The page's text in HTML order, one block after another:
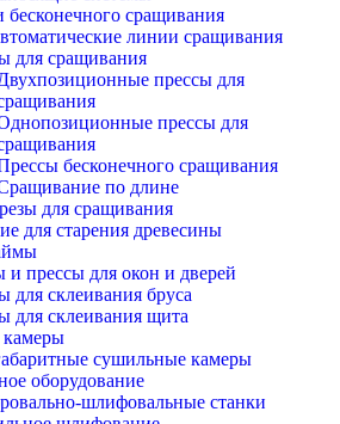
сращивания
линии сращивания
для сращивания
прессы для
прессы для
бесконечного сращивания
по длине
для сращивания
для старения древесины
прессы для окон и дверей
для склеивания бруса
для склеивания щита
сушильные камеры
оборудование
шлифовальные станки